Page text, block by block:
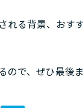
れる背景、おす
で、ぜひ最後